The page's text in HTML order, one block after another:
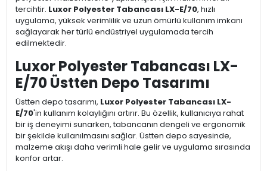
tercihtir. Luxor Polyester Tabancası LX-E/70, hızlı
uygulama, yüksek verimlilik ve uzun ömürlü kullanım imkanı
sağlayarak her türlü endüstriyel uygulamada tercih
edilmektedir.
Luxor Polyester Tabancası LX-
E/70 Üstten Depo Tasarımı
Üstten depo tasarımı, Luxor Polyester Tabancası LX-
E/70'in kullanım kolaylığını artırır. Bu özellik, kullanıcıya rahat
bir iş deneyimi sunarken, tabancanın dengeli ve ergonomik
bir şekilde kullanılmasını sağlar. Üstten depo sayesinde,
malzeme akışı daha verimli hale gelir ve uygulama sırasında
konfor artar.